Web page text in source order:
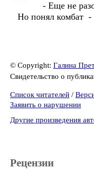
- Еще не
Но понял комбат -
© Copyright: Галина
Свидетельство о
Список читателей /
Заявить о нарушении
Другие произведения
Рецензии